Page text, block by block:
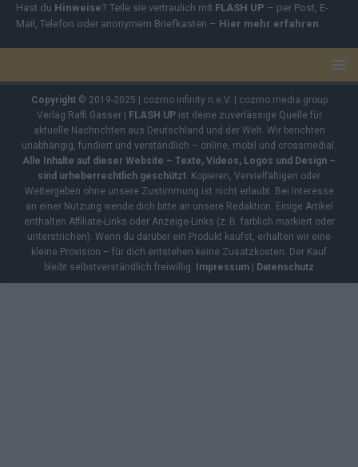
Hast du Hinweise? Teile sie vertraulich mit FLASH UP – per Post, E-
Mail, Telefon oder anonymem Briefkasten – Hier mehr erfahren
Copyright© 2019-2025 | cozmo infinity n.e.V. | cozmo media group
Verlag Raffi Gasser |
FLASH UPist deine zuverlässige Quelle für
aktuelle Nachrichten aus Deutschland und der Welt. Wir berichten
unabhängig, fundiert und verständlich – online, mobil und crossmedial.
Alle Inhalte auf dieser Website – Texte, Videos, Logos und Design –
sind urheberrechtlich geschützt. Kopieren, Vervielfältigen oder
Weitergeben ohne unsere Zustimmung ist nicht erlaubt. Bei Interesse
an einer Nutzung wende dich bitte an unsere Redaktion. Einige Artikel
enthalten Affiliate-Links oder Anzeige-Links (z. B. farblich markiert oder
unterstrichen). Wenn du darüber ein Produkt kaufst, erhalten wir eine
kleine Provision – für dich entstehen keine Zusatzkosten. Der Kauf
bleibt selbstverständlich freiwillig.
Impressum Datenschutz